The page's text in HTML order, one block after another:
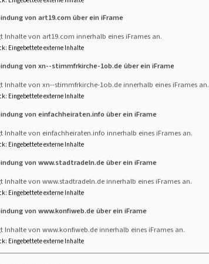
von art19.com über ein iFrame
Inhalte von art19.com innerhalb eines iFrames an.
: Eingebettete externe Inhalte
von xn--stimmfrkirche-1ob.de über ein iFrame
Inhalte von xn--stimmfrkirche-1ob.de innerhalb eines iFrames an.
: Eingebettete externe Inhalte
von einfachheiraten.info über ein iFrame
Inhalte von einfachheiraten.info innerhalb eines iFrames an.
: Eingebettete externe Inhalte
von www.stadtradeln.de über ein iFrame
Inhalte von www.stadtradeln.de innerhalb eines iFrames an.
: Eingebettete externe Inhalte
von www.konfiweb.de über ein iFrame
Inhalte von www.konfiweb.de innerhalb eines iFrames an.
: Eingebettete externe Inhalte